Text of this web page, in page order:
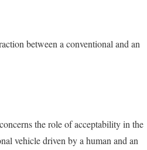
between a conventional and an
the role of acceptability in the
vehicle driven by a human and an